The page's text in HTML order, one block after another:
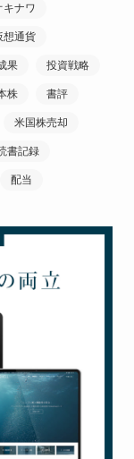
キナワ
想通貨
果 投資戦略
株 書評
米国株売却
書記録
配当